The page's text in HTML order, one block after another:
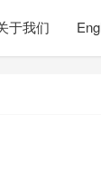
于我们